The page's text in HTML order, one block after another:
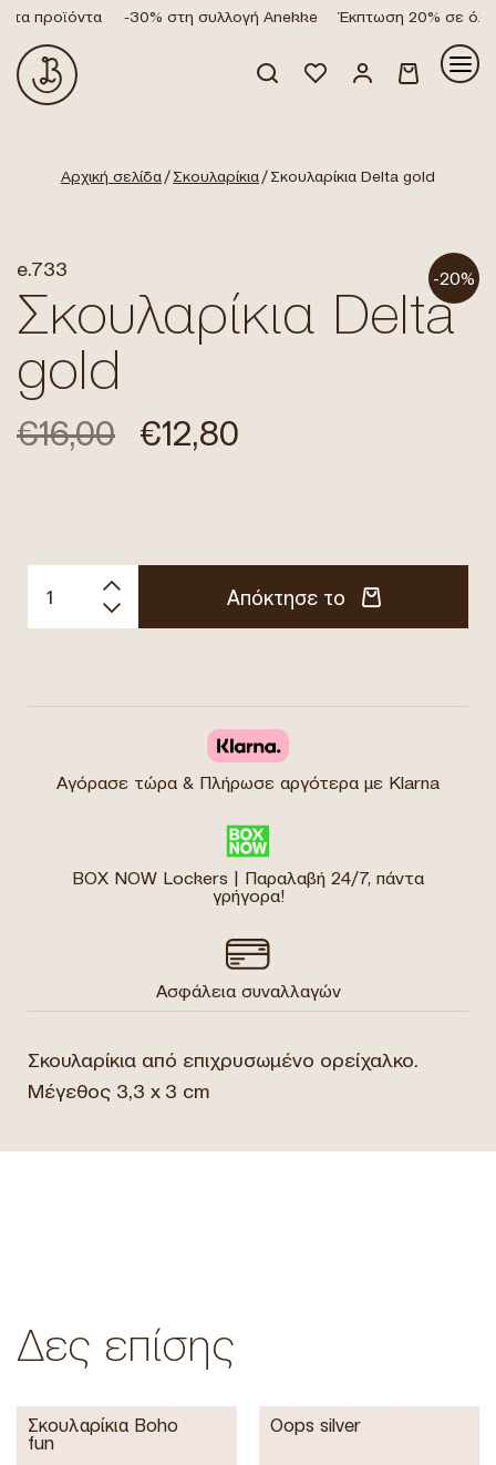
προϊόντα -30% στη συλλογή Anekke Έκπτωση 20% σε όλα
Αρχική σελίδα/Σκουλαρίκια/ Σκουλαρίκια Delta gold
-20%
e.733
Σκουλαρίκια Delta
gold
€16,00 €12,80
Απόκτησε το
Αγόρασε τώρα & Πλήρωσε αργότερα με Klarna
BOX NOW Lockers | Παραλαβή 24/7, πάντα
γρήγορα!
Ασφάλεια συναλλαγών
Σκουλαρίκια από επιχρυσωμένο ορείχαλκο.
Μέγεθος 3,3 x 3 cm
Δες επίσης
Σκουλαρίκια Boho
fun
Oops silver